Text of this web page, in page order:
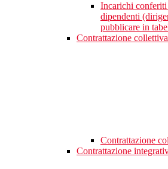
Incarichi conferiti
dipendenti
pubblicare in
Contrattazione collettiva
Contrattazione
Contrattazione